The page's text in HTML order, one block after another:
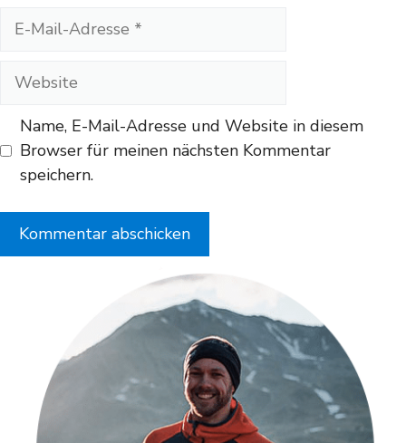
Website
Name, E-Mail-Adresse und Website in diesem
Browser für meinen nächsten Kommentar
speichern.